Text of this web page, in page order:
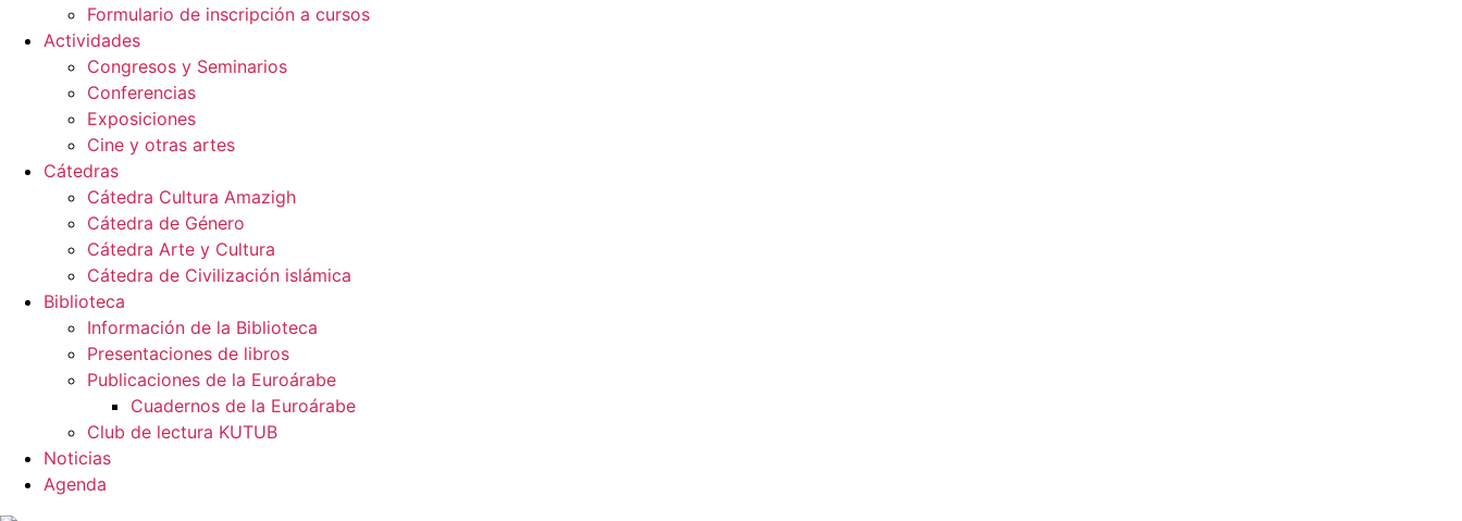
Formulario de inscripción a cursos
Actividades
Congresos y Seminarios
Conferencias
Exposiciones
Cine y otras artes
Cátedras
Cátedra Cultura Amazigh
Cátedra de Género
Cátedra Arte y Cultura
Cátedra de Civilización islámica
Biblioteca
Información de la Biblioteca
Presentaciones de libros
Publicaciones de la Euroárabe
Cuadernos de la Euroárabe
Club de lectura KUTUB
Noticias
Agenda